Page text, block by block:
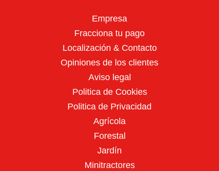
Máquinas de batería
Empresa
Fracciona tu pago
Localización & Contacto
Opiniones de los clientes
Aviso legal
Politica de Cookies
Politica de Privacidad
Agrícola
Forestal
Jardín
Minitractores